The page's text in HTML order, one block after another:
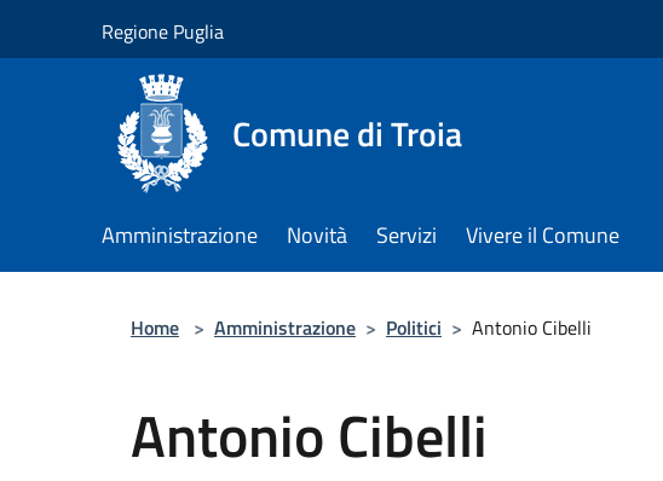
Regione Puglia
Comune di Troia
Amministrazione Novità Servizi Vivere il Comune
Home > Amministrazione > Politici > Antonio Cibelli
Antonio Cibelli